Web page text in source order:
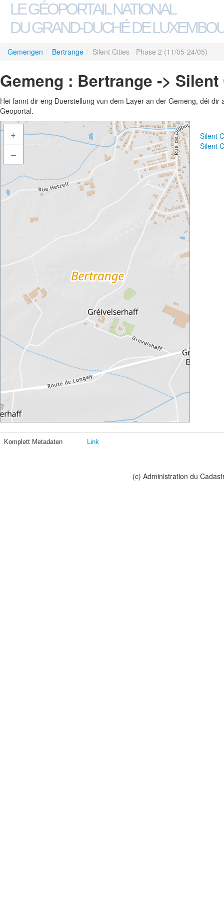
LE GÉOPORTAIL NATIONAL
DU GRAND-DUCHÉ DE
Gemengen / Bertrange / Silent Cities - Phase 2 (11/05-24/05)
Gemeng : Bertrange ->
Hei fannt dir eng Duerstellung vun dem Layer an der Gemeng, déi
Geoportal.
+
–
Silent
Silent
Komplett Metadaten Link
(c) Administration du